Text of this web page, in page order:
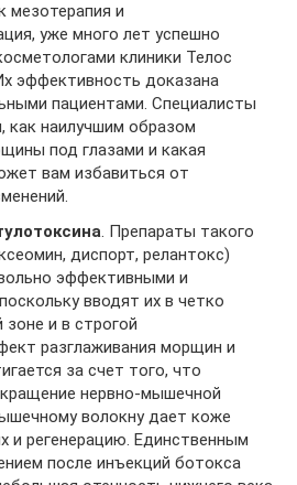
мезотерапия и
уже много лет успешно
клиники Телос
эффективность доказана
пациентами. Специалисты
как наилучшим образом
под глазами и какая
вам избавиться от
. Препараты такого
диспорт, релантокс)
эффективными и
вводят их в четко
зоне и в строгой
разглаживания морщин и
за счет того, что
нервно-мышечной
волокну дает коже
и регенерацию. Единственным
после инъекций ботокса